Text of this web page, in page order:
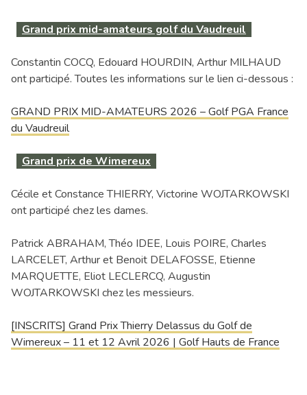
Grand prix mid-amateurs golf du Vaudreuil
Constantin COCQ, Edouard HOURDIN, Arthur MILHAUD
ont participé. Toutes les informations sur le lien ci-dessous :
GRAND PRIX MID-AMATEURS 2026 – Golf PGA France
du Vaudreuil
Grand prix de Wimereux
Cécile et Constance THIERRY, Victorine WOJTARKOWSKI
ont participé chez les dames.
Patrick ABRAHAM, Théo IDEE, Louis POIRE, Charles
LARCELET, Arthur et Benoit DELAFOSSE, Etienne
MARQUETTE, Eliot LECLERCQ, Augustin
WOJTARKOWSKI chez les messieurs.
[INSCRITS] Grand Prix Thierry Delassus du Golf de
Wimereux – 11 et 12 Avril 2026 | Golf Hauts de France